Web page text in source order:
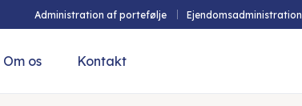
Administration af portefølje Ejendomsadministration
Om os Kontakt